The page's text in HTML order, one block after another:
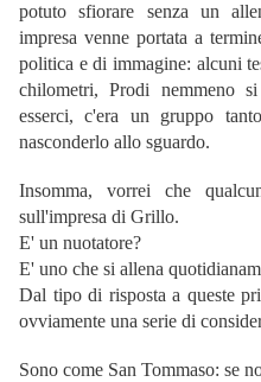
potuto sfiorare senza un
impresa venne portata a
politica e di immagine: alcuni
chilometri, Prodi nemmeno
esserci, c'era un gruppo
nasconderlo allo sguardo.
Insomma, vorrei che
sull'impresa di Grillo.
E' un nuotatore?
E' uno che si allena
Dal tipo di risposta a queste
ovviamente una serie di
Sono come San Tommaso: se